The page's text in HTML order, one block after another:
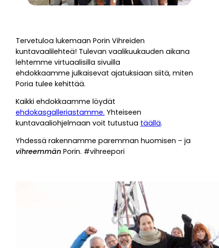
Tervetuloa lukemaan Porin Vihreiden
kuntavaalilehteä! Tulevan vaalikuukauden aikana
lehtemme virtuaalisilla sivuilla
ehdokkaamme julkaisevat ajatuksiaan siitä, miten
Poria tulee kehittää.
Kaikki ehdokkaamme löydät
ehdokasgalleriastamme. Yhteiseen
kuntavaaliohjelmaan voit tutustua täällä.
Yhdessä rakennamme paremman huomisen – ja
vihreemmän Porin. #vihreepori